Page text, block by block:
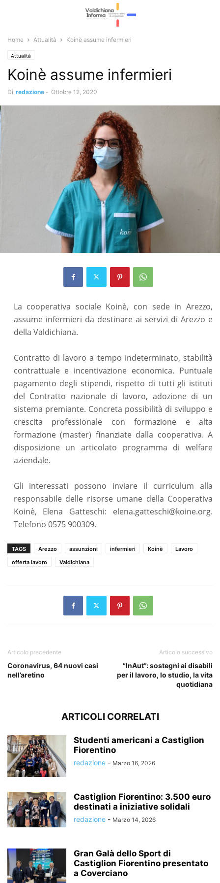
Home Attualità Koinè assume infermieri
Attualità
Koinè assume infermieri
Di redazione - Ottobre 12, 2020
La cooperativa sociale Koinè, con sede in Arezzo,
assume infermieri da destinare ai servizi di Arezzo e
della Valdichiana.
Contratto di lavoro a tempo indeterminato, stabilità
contrattuale e incentivazione economica. Puntuale
pagamento degli stipendi, rispetto di tutti gli istituti
del Contratto nazionale di lavoro, adozione di un
sistema premiante. Concreta possibilità di sviluppo e
crescita professionale con formazione e alta
formazione (master) finanziate dalla cooperativa. A
disposizione un articolato programma di welfare
aziendale.
Gli interessati possono inviare il curriculum alla
responsabile delle risorse umane della Cooperativa
Koinè, Elena Gatteschi: elena.gatteschi@koine.org.
Telefono 0575 900309.
TAGS Arezzo assunzioni infermieri Koinè
Lavoro
offerta lavoro
Valdichiana
Articolo precedente
Coronavirus, 64 nuovi casi
nell’aretino
Articolo successivo
“InAut”: sostegni ai disabili
per il lavoro, lo studio, la vita
quotidiana
ARTICOLI CORRELATI
Studenti americani a Castiglion
Fiorentino
redazione - Marzo 16, 2026
Castiglion Fiorentino: 3.500 euro
destinati a iniziative solidali
redazione - Marzo 14, 2026
Gran Galà dello Sport di
Castiglion Fiorentino presentato
a Coverciano